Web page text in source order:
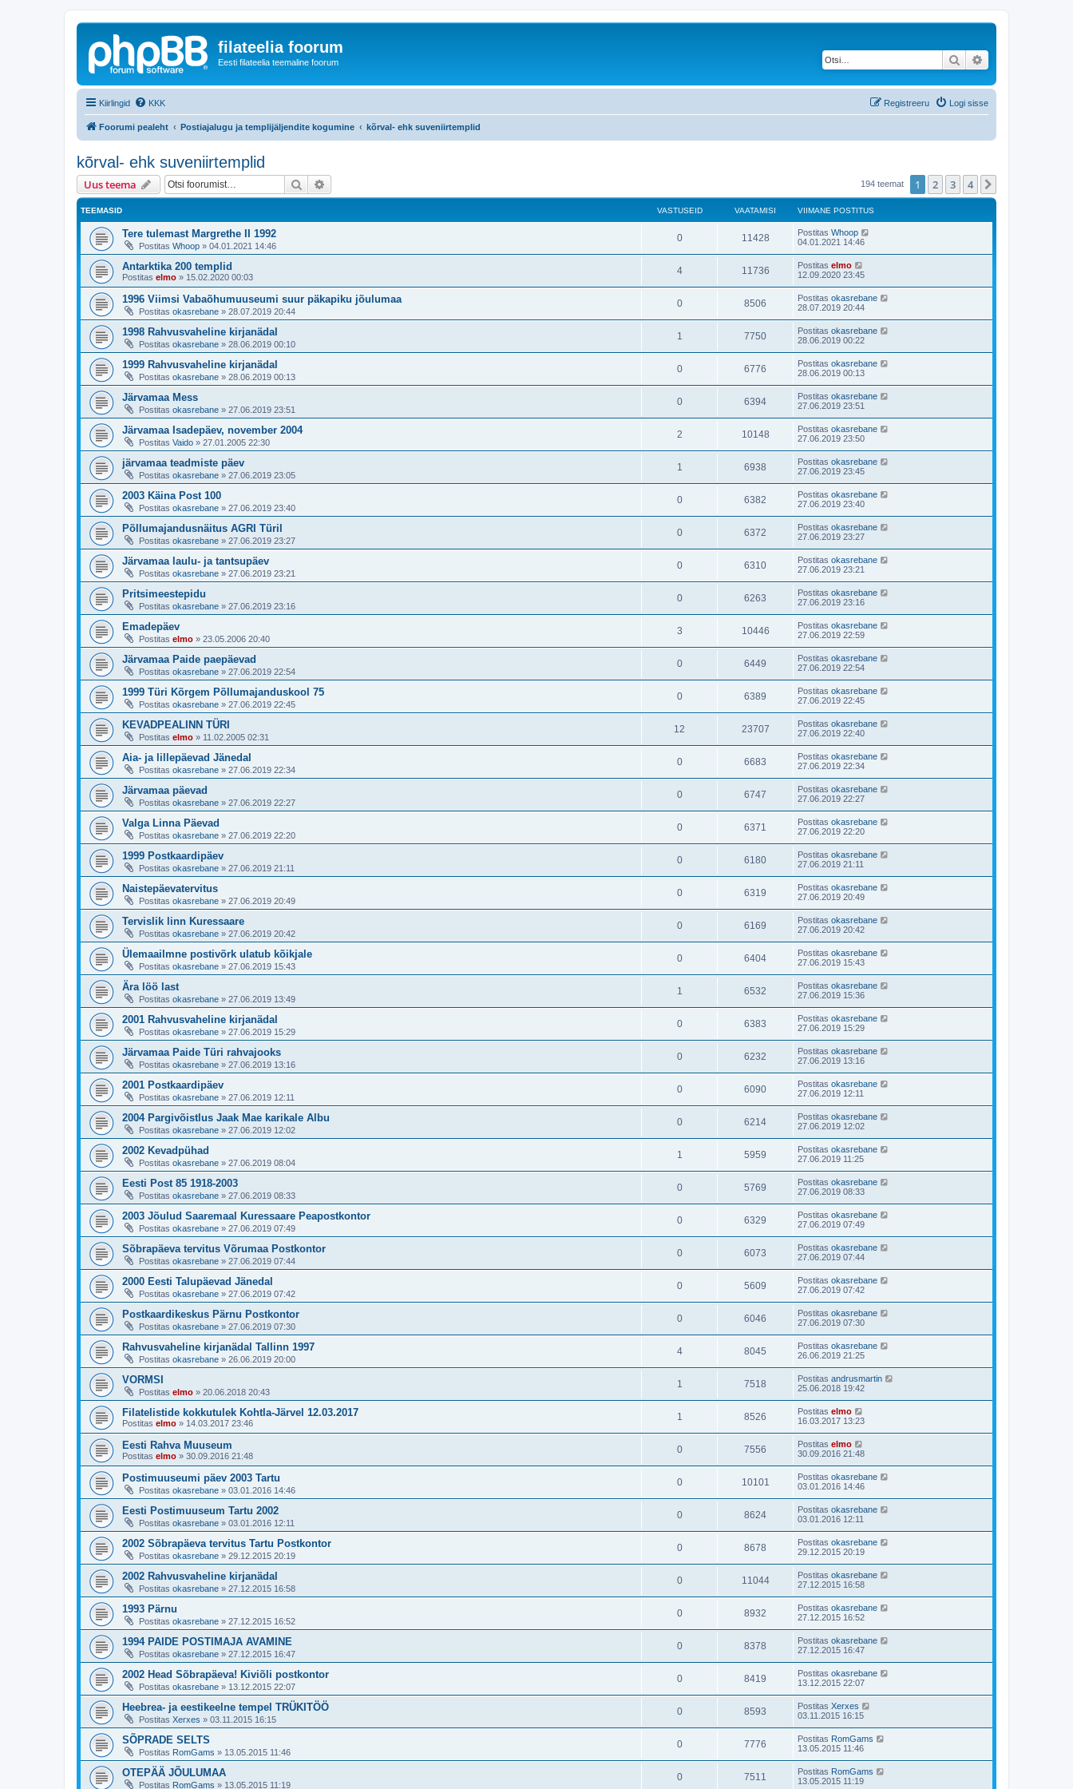
filateelia foorum
Eesti filateelia teemaline foorum Otsi
Kiirlingid KKK Logi sisse
Registreeru
Foorumi pealeht Postiajalugu ja templijäljendite kogumine kõrval- ehk suveniirtemplid
kõrval- ehk suveniirtemplid
Uus teema Otsi 194 teemat 1 2 3 4
TEEMASID VASTUSEID VAATAMISI VIIMANE POSTITUS
Tere tulemast Margrethe II 1992
Postitas Whoop » 04.01.2021 14:46
0 11428 Postitas Whoop
04.01.2021 14:46
Antarktika 200 templid
Postitas elmo » 15.02.2020 00:03
4 11736 Postitas elmo
12.09.2020 23:45
1996 Viimsi Vabaõhumuuseumi suur päkapiku jõulumaa
Postitas okasrebane » 28.07.2019 20:44
0 8506 Postitas okasrebane
28.07.2019 20:44
1998 Rahvusvaheline kirjanädal
Postitas okasrebane » 28.06.2019 00:10
1 7750 Postitas okasrebane
28.06.2019 00:22
1999 Rahvusvaheline kirjanädal
Postitas okasrebane » 28.06.2019 00:13
0 6776 Postitas okasrebane
28.06.2019 00:13
Järvamaa Mess
Postitas okasrebane » 27.06.2019 23:51
0 6394 Postitas okasrebane
27.06.2019 23:51
Järvamaa Isadepäev, november 2004
Postitas Vaido » 27.01.2005 22:30
2 10148 Postitas okasrebane
27.06.2019 23:50
järvamaa teadmiste päev
Postitas okasrebane » 27.06.2019 23:05
1 6938 Postitas okasrebane
27.06.2019 23:45
2003 Käina Post 100
Postitas okasrebane » 27.06.2019 23:40
0 6382 Postitas okasrebane
27.06.2019 23:40
Põllumajandusnäitus AGRI Türil
Postitas okasrebane » 27.06.2019 23:27
0 6372 Postitas okasrebane
27.06.2019 23:27
Järvamaa laulu- ja tantsupäev
Postitas okasrebane » 27.06.2019 23:21
0 6310 Postitas okasrebane
27.06.2019 23:21
Pritsimeestepidu
Postitas okasrebane » 27.06.2019 23:16
0 6263 Postitas okasrebane
27.06.2019 23:16
Emadepäev
Postitas elmo » 23.05.2006 20:40
3 10446 Postitas okasrebane
27.06.2019 22:59
Järvamaa Paide paepäevad
Postitas okasrebane » 27.06.2019 22:54
0 6449 Postitas okasrebane
27.06.2019 22:54
1999 Türi Kõrgem Põllumajanduskool 75
Postitas okasrebane » 27.06.2019 22:45
0 6389 Postitas okasrebane
27.06.2019 22:45
KEVADPEALINN TÜRI
Postitas elmo » 11.02.2005 02:31
12 23707 Postitas okasrebane
27.06.2019 22:40
Aia- ja lillepäevad Jänedal
Postitas okasrebane » 27.06.2019 22:34
0 6683 Postitas okasrebane
27.06.2019 22:34
Järvamaa päevad
Postitas okasrebane » 27.06.2019 22:27
0 6747 Postitas okasrebane
27.06.2019 22:27
Valga Linna Päevad
Postitas okasrebane » 27.06.2019 22:20
0 6371 Postitas okasrebane
27.06.2019 22:20
1999 Postkaardipäev
Postitas okasrebane » 27.06.2019 21:11
0 6180 Postitas okasrebane
27.06.2019 21:11
Naistepäevatervitus
Postitas okasrebane » 27.06.2019 20:49
0 6319 Postitas okasrebane
27.06.2019 20:49
Tervislik linn Kuressaare
Postitas okasrebane » 27.06.2019 20:42
0 6169 Postitas okasrebane
27.06.2019 20:42
Ülemaailmne postivõrk ulatub kõikjale
Postitas okasrebane » 27.06.2019 15:43
0 6404 Postitas okasrebane
27.06.2019 15:43
Ära löö last
Postitas okasrebane » 27.06.2019 13:49
1 6532 Postitas okasrebane
27.06.2019 15:36
2001 Rahvusvaheline kirjanädal
Postitas okasrebane » 27.06.2019 15:29
0 6383 Postitas okasrebane
27.06.2019 15:29
Järvamaa Paide Türi rahvajooks
Postitas okasrebane » 27.06.2019 13:16
0 6232 Postitas okasrebane
27.06.2019 13:16
2001 Postkaardipäev
Postitas okasrebane » 27.06.2019 12:11
0 6090 Postitas okasrebane
27.06.2019 12:11
2004 Pargivõistlus Jaak Mae karikale Albu
Postitas okasrebane » 27.06.2019 12:02
0 6214 Postitas okasrebane
27.06.2019 12:02
2002 Kevadpühad
Postitas okasrebane » 27.06.2019 08:04
1 5959 Postitas okasrebane
27.06.2019 11:25
Eesti Post 85 1918-2003
Postitas okasrebane » 27.06.2019 08:33
0 5769 Postitas okasrebane
27.06.2019 08:33
2003 Jõulud Saaremaal Kuressaare Peapostkontor
Postitas okasrebane » 27.06.2019 07:49
0 6329 Postitas okasrebane
27.06.2019 07:49
Sõbrapäeva tervitus Võrumaa Postkontor
Postitas okasrebane » 27.06.2019 07:44
0 6073 Postitas okasrebane
27.06.2019 07:44
2000 Eesti Talupäevad Jänedal
Postitas okasrebane » 27.06.2019 07:42
0 5609 Postitas okasrebane
27.06.2019 07:42
Postkaardikeskus Pärnu Postkontor
Postitas okasrebane » 27.06.2019 07:30
0 6046 Postitas okasrebane
27.06.2019 07:30
Rahvusvaheline kirjanädal Tallinn 1997
Postitas okasrebane » 26.06.2019 20:00
4 8045 Postitas okasrebane
26.06.2019 21:25
VORMSI
Postitas elmo » 20.06.2018 20:43
1 7518 Postitas andrusmartin
25.06.2018 19:42
Filatelistide kokkutulek Kohtla-Järvel 12.03.2017
Postitas elmo » 14.03.2017 23:46
1 8526 Postitas elmo
16.03.2017 13:23
Eesti Rahva Muuseum
Postitas elmo » 30.09.2016 21:48
0 7556 Postitas elmo
30.09.2016 21:48
Postimuuseumi päev 2003 Tartu
Postitas okasrebane » 03.01.2016 14:46
0 10101 Postitas okasrebane
03.01.2016 14:46
Eesti Postimuuseum Tartu 2002
Postitas okasrebane » 03.01.2016 12:11
0 8624 Postitas okasrebane
03.01.2016 12:11
2002 Sõbrapäeva tervitus Tartu Postkontor
Postitas okasrebane » 29.12.2015 20:19
0 8678 Postitas okasrebane
29.12.2015 20:19
2002 Rahvusvaheline kirjanädal
Postitas okasrebane » 27.12.2015 16:58
0 11044 Postitas okasrebane
27.12.2015 16:58
1993 Pärnu
Postitas okasrebane » 27.12.2015 16:52
0 8932 Postitas okasrebane
27.12.2015 16:52
1994 PAIDE POSTIMAJA AVAMINE
Postitas okasrebane » 27.12.2015 16:47
0 8378 Postitas okasrebane
27.12.2015 16:47
2002 Head Sõbrapäeva! Kiviõli postkontor
Postitas okasrebane » 13.12.2015 22:07
0 8419 Postitas okasrebane
13.12.2015 22:07
Heebrea- ja eestikeelne tempel TRÜKITÖÖ
Postitas Xerxes » 03.11.2015 16:15
0 8593 Postitas Xerxes
03.11.2015 16:15
SÕPRADE SELTS
Postitas RomGams » 13.05.2015 11:46
0 7776 Postitas RomGams
13.05.2015 11:46
OTEPÄÄ JÕULUMAA
Postitas RomGams » 13.05.2015 11:19
0 7511 Postitas RomGams
13.05.2015 11:19